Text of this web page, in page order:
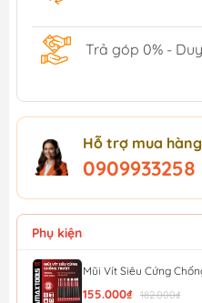
Trả góp 0% -
Hỗ trợ mua hàng
0909933258
Phụ kiện
Mũi Vít Siêu Cứng
155.000₫ 182.000₫